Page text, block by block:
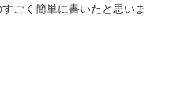
ごく簡単に書いたと思いま